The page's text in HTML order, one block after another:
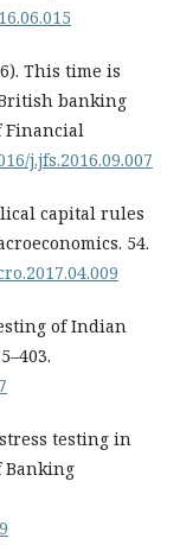
This time is
banking
Financial
j.jfs.2016.09.007
capital rules
54.
of Indian
testing in
Banking